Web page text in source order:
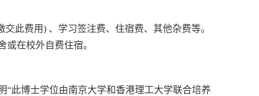
交此费用) 、学习签注费、住宿费、其他杂费等。
在校外自费住宿。
此博士学位由南京大学和香港理工大学联合培养